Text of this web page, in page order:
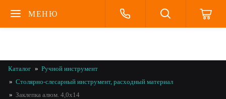
МЕНЮ
Каталог
Ручной инструмент
Столярно-слесарный инструмент, расходный материал
Заклепка алюм. 4,0х14